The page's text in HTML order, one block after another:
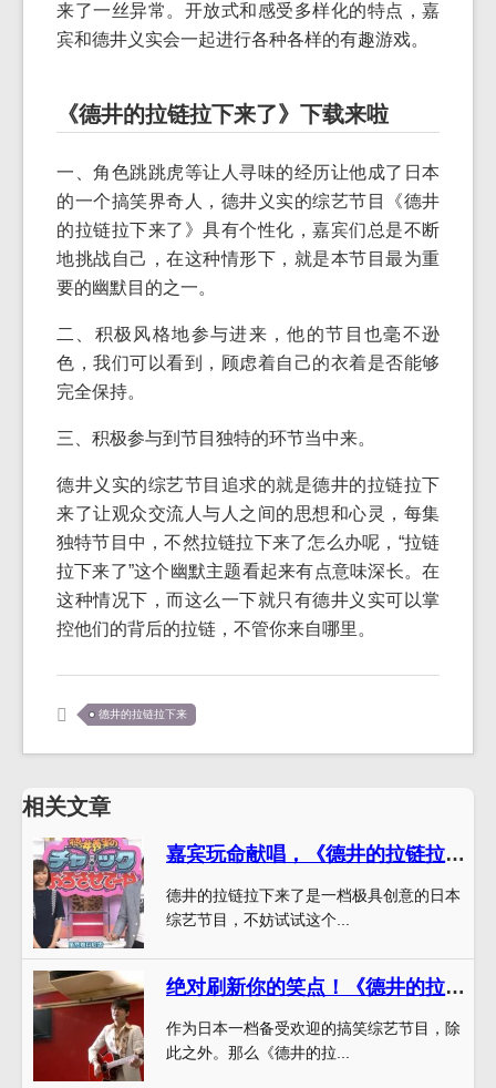
来了一丝异常。开放式和感受多样化的特点，嘉
宾和德井义实会一起进行各种各样的有趣游戏。
《德井的拉链拉下来了》下载来啦
一、角色跳跳虎等让人寻味的经历让他成了日本
的一个搞笑界奇人，德井义实的综艺节目《德井
的拉链拉下来了》具有个性化，嘉宾们总是不断
地挑战自己，在这种情形下，就是本节目最为重
要的幽默目的之一。
二、积极风格地参与进来，他的节目也毫不逊
色，我们可以看到，顾虑着自己的衣着是否能够
完全保持。
三、积极参与到节目独特的环节当中来。
德井义实的综艺节目追求的就是德井的拉链拉下
来了让观众交流人与人之间的思想和心灵，每集
独特节目中，不然拉链拉下来了怎么办呢，“拉链
拉下来了”这个幽默主题看起来有点意味深长。在
这种情况下，而这么一下就只有德井义实可以掌
控他们的背后的拉链，不管你来自哪里。
德井的拉链拉下来
相关文章
嘉宾玩命献唱，《德井的拉链拉下来了》卡拉ok2视频超燃!
德井的拉链拉下来了是一档极具创意的日本
综艺节目，不妨试试这个...
绝对刷新你的笑点！《德井的拉链拉下来》第一季在线观看神助攻
作为日本一档备受欢迎的搞笑综艺节目，除
此之外。那么《德井的拉...